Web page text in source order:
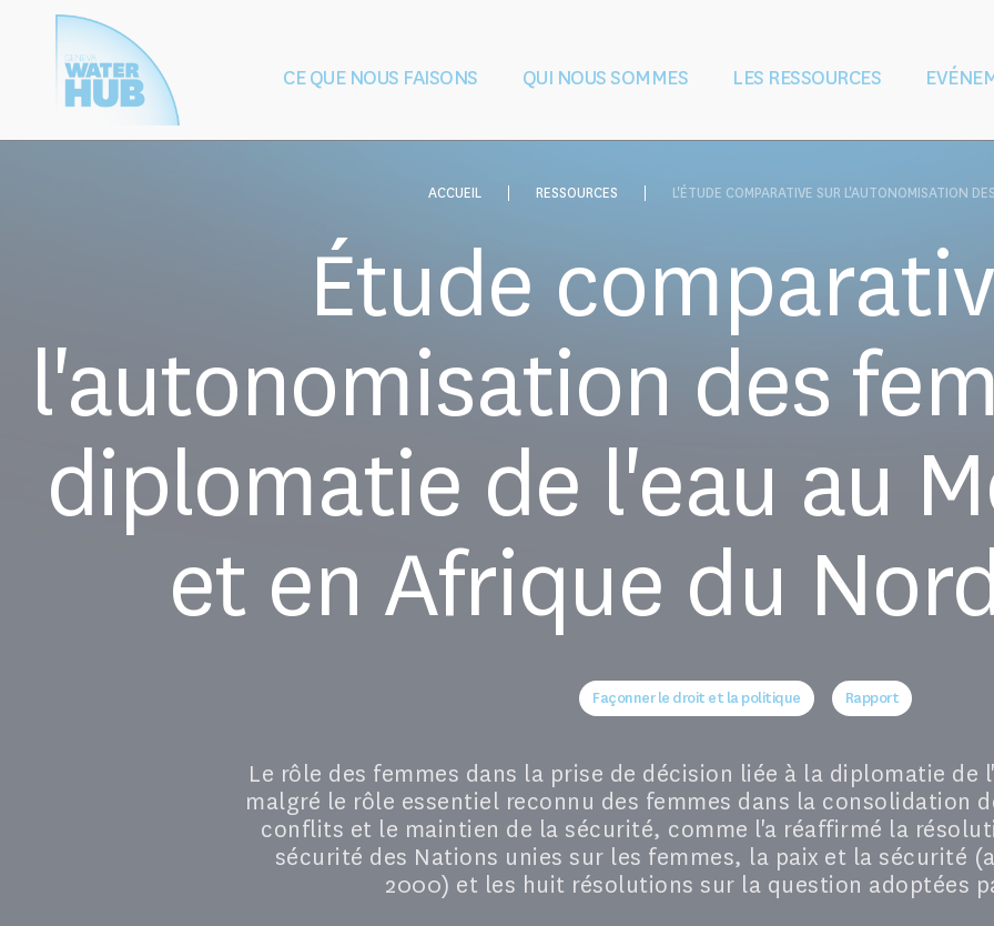
CE QUE NOUS FAISONS QUI NOUS SOMMES LES RESSOURCES
ACCUEIL RESSOURCES L'ÉTUDE COMPARATIVE SUR L'AUTONOMISATION
Étude
l'autonomisation des
diplomatie de l'eau au
et en Afrique du
Façonner le droit et la politique Rapport
Le rôle des femmes dans la prise de décision liée à la diplomatie de
malgré le rôle essentiel reconnu des femmes dans la consolidation
conflits et le maintien de la sécurité, comme l'a réaffirmé la
sécurité des Nations unies sur les femmes, la paix et la sécurité
2000) et les huit résolutions sur la question adoptées